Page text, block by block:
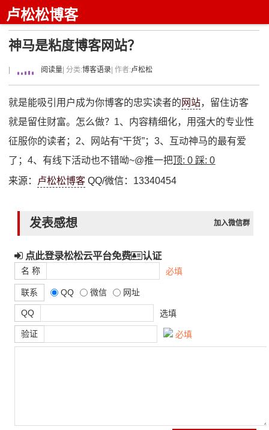
卢松松博客
神马是粘度博客网站？
阅读量 | 分类:博客语录 | 作者:卢松松
就是能吸引用户成为你博客的忠实读者的 网站，留住访客
就是留住财富。怎么做？1、内容精细化，用强大的专业性
征服你的读者；2、网站有“干货”；3、互动神马的最有爱
了；4、有线下活动也不错呦~@推一把顶:0 踩:0
来源： 卢松松博客 QQ/微信：13340454
发表感想 加入微信群
点此登录松松云平台免费 认证
名 称 必填
联系 QQ 微信 网址
QQ 选填
验证 必填